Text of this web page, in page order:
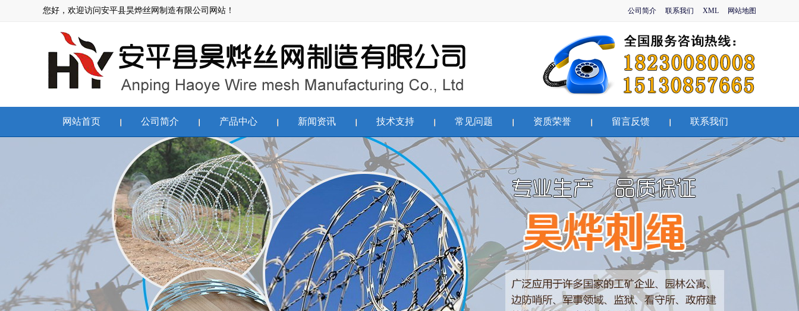
您好，欢迎访问安平县昊烨丝网制造有限公司网站！ 公司简介 联系我们 XML 网站地图
网站首页 公司简介 产品中心 新闻资讯 技术支持 常见问题 资质荣誉 留言反馈 联系我们